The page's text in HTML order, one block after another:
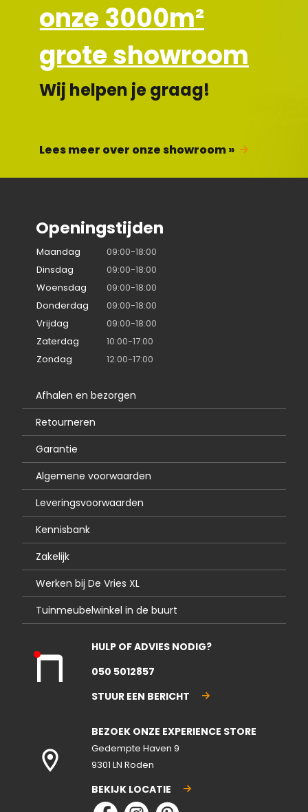
onze 3000m²
grote showroom
Wij helpen je graag!
Lees meer over onze showroom »
Openingstijden
Maandag
09:00-18:00
Dinsdag
09:00-18:00
Woensdag
09:00-18:00
Donderdag
09:00-18:00
Vrijdag
09:00-18:00
Zaterdag
10:00-17:00
Zondag
12:00-17:00
Afhalen en bezorgen
Retourneren
Garantie
Algemene voorwaarden
Leveringsvoorwaarden
Kennisbank
Zakelijk
Werken bij De Vries XL
Tuinmeubelwinkel in de buurt
nte
ote
n
HULP OF ADVIES NODIG?
050 5012857
STUUR EEN BERICHT
BEZOEK ONZE EXPERIENCE STORE
Gedempte Haven 9
9301 LN Roden
BEKIJK LOCATIE